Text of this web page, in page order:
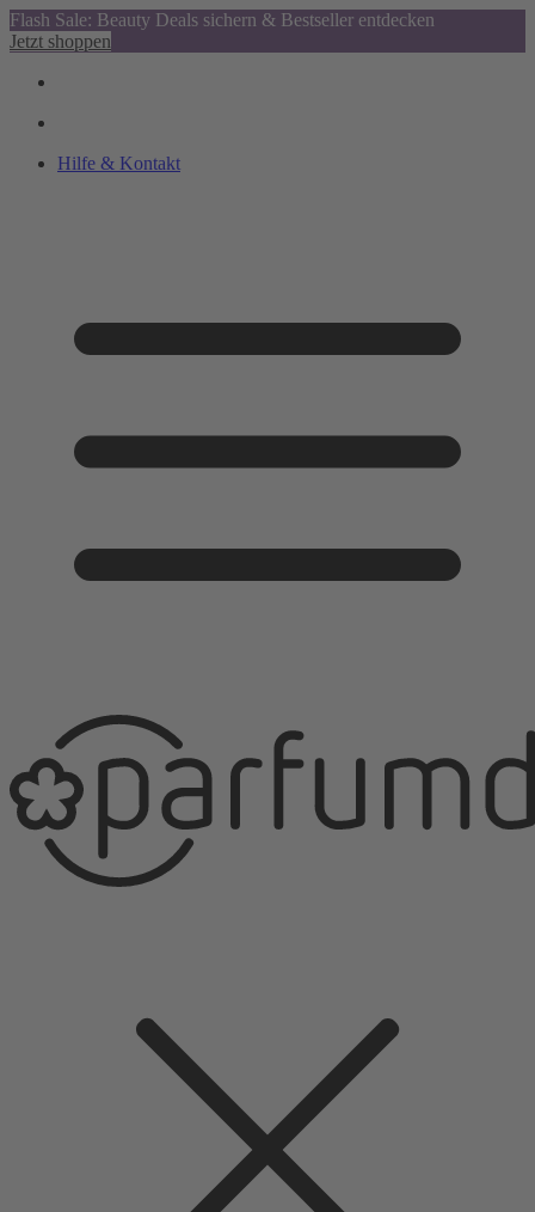
Flash Sale: Beauty Deals sichern & Bestseller entdecken
Jetzt shoppen
Hilfe & Kontakt